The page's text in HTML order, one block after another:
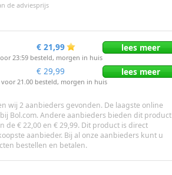
de adviesprijs
€ 21,99 leesmeer
23:59 besteld, morgen in huis
€ 29,99 leesmeer
21.00 besteld, morgen in huis
wij 2 aanbieders gevonden. De laagste online
Bol.com. Andere aanbieders bieden dit product
de € 22,00 en € 29,99. Dit product is direct
aanbieder. Bij al onze aanbieders kunt u
bestellen en betalen.